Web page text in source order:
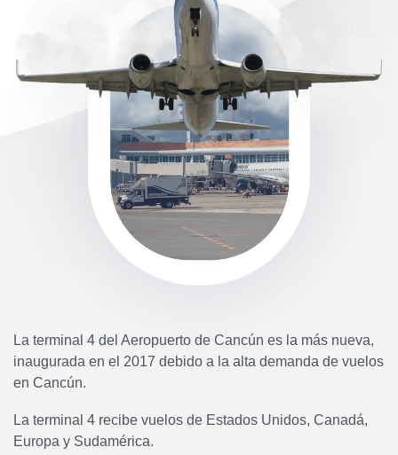
La terminal 4 del Aeropuerto de Cancún es la más nueva,
inaugurada en el 2017 debido a la alta demanda de vuelos
en Cancún.
La terminal 4 recibe vuelos de Estados Unidos, Canadá,
Europa y Sudamérica.